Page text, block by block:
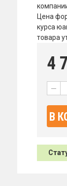
Цена
курса
товара
4
—
В